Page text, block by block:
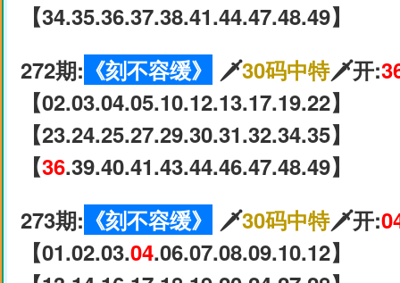
【34.35.36.37.38.41.44.47.48.49】
272期: 《刻不容缓》 🗡30码中特🗡开:
【02.03.04.05.10.12.13.17.19.22】
【23.24.25.27.29.30.31.32.34.35】
【36.39.40.41.43.44.46.47.48.49】
273期: 《刻不容缓》 🗡30码中特🗡开:
【01.02.03.04.06.07.08.09.10.12】